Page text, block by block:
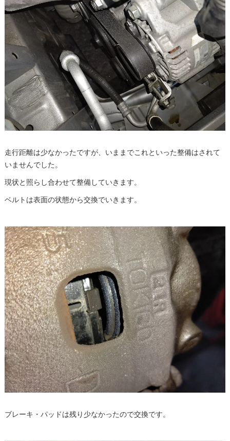
走行距離は少なかったですが、いままでこれといった整備はされて
いませんでした。
現状と照らし合わせて整備していきます。
ベルトは表面の状態から交換でいきます。
ブレーキ・パッドは残り少なかったので交換です。